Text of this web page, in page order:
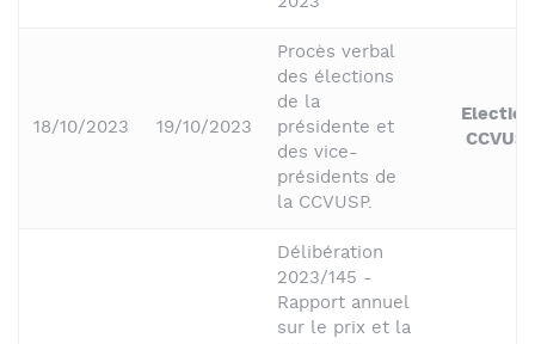
18/10/2023 19/10/2023
Procès verbal
des élections
de la
présidente et
des vice-
présidents de
la CCVUSP.
Délibération
2023/145 -
Rapport annuel
sur le prix et la